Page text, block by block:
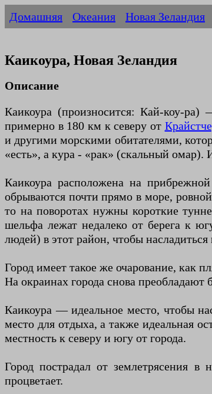
Домашняя Океания Новая Зеландия
Каикоура, Новая Зеландия
Описание
Каикоура (произносится: Кай-коу-
примерно в 180 км к северу от
и другими морскими обитателями,
«есть», а кура - «рак» (скальный
Каикоура расположена на
обрываются почти прямо в море,
то на поворотах нужны короткие
шельфа лежат недалеко от берега к
людей) в этот район, чтобы
Город имеет такое же очарование, как
На окраинах города снова
Каикоура — идеальное место, чтобы
место для отдыха, а также идеальная
местность к северу и югу от города.
Город пострадал от землетрясения
процветает.